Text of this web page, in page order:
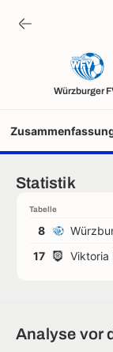
Würzburger
Statistik
Tabelle
8
17
Viktoria
Analyse vor